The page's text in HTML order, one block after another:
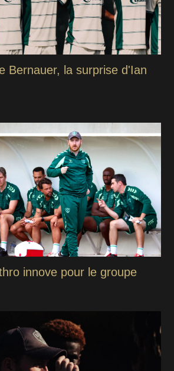
Bernauer, la surprise d'Ian
innove pour le groupe